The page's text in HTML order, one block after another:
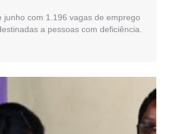
junho com 1.196 vagas de emprego
a pessoas com deficiência.